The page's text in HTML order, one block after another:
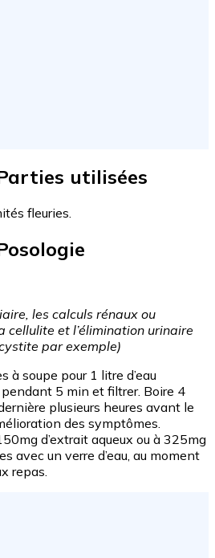
utilisées
fleuries.
les calculs rénaux ou
et l’élimination urinaire
par exemple)
à soupe pour 1 litre d’eau
5 min et filtrer. Boire 4
plusieurs heures avant le
des symptômes.
d’extrait aqueux ou à 325mg
avec un verre d’eau, au moment
repas.